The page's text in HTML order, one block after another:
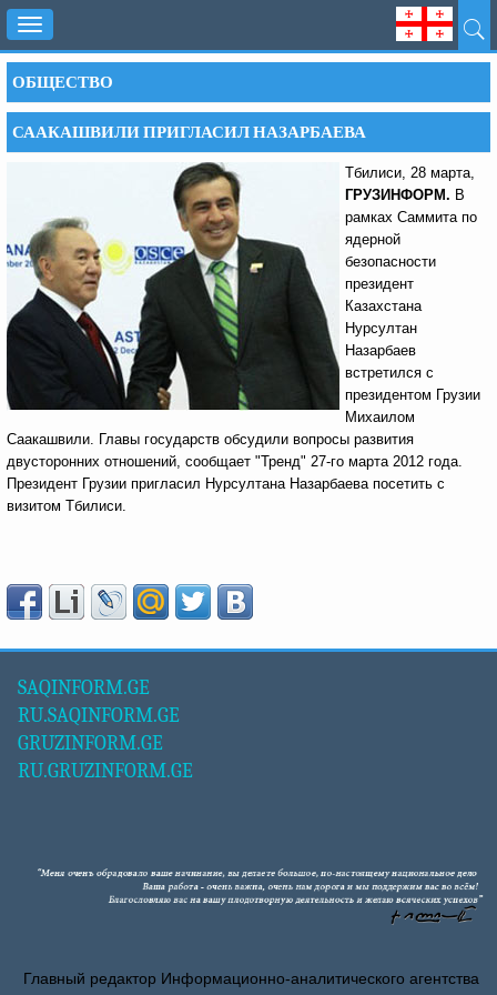
Toggle
navigation
ОБЩЕСТВО
СААКАШВИЛИ ПРИГЛАСИЛ НАЗАРБАЕВА
Тбилиси, 28 марта,
ГРУЗИНФОРМ. В
рамках Саммита по
ядерной
безопасности
президент
Казахстана
Нурсултан
Назарбаев
встретился с
президентом Грузии
Михаилом
Саакашвили. Главы государств обсудили вопросы развития
двусторонних отношений, сообщает "Тренд" 27-го марта 2012 года.
Президент Грузии пригласил Нурсултана Назарбаева посетить с
визитом Тбилиси.
SAQINFORM.GE
RU.SAQINFORM.GE
GRUZINFORM.GE
RU.GRUZINFORM.GE
Главный редактор Информационно-аналитического агентства